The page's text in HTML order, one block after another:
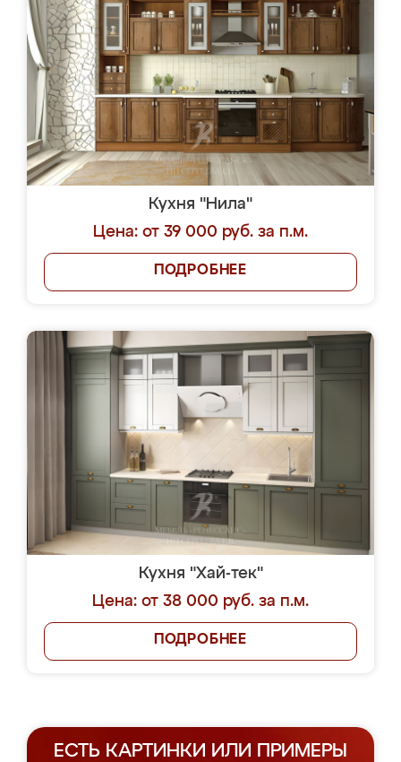
Кухня "Нила"
Цена: от 39 000 руб. за п.м.
ПОДРОБНЕЕ
Кухня "Хай-тек"
Цена: от 38 000 руб. за п.м.
ПОДРОБНЕЕ
ЕСТЬ КАРТИНКИ ИЛИ ПРИМЕРЫ